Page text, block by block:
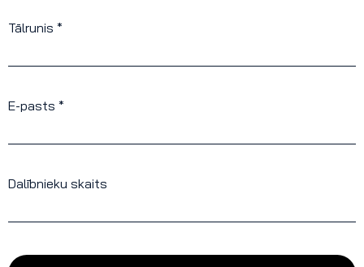
Tālrunis *
E-pasts *
Dalībnieku skaits